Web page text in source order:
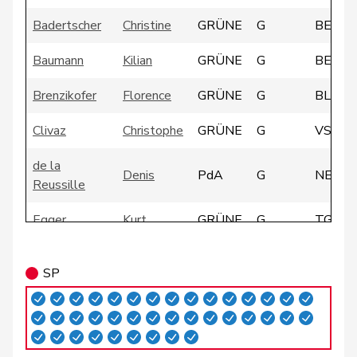
Badertscher
Christine GRÜNE G
BE
Baumann
Kilian GRÜNE G
BE
Brenzikofer
Florence GRÜNE G
BL
Clivaz
Christophe GRÜNE G
VS
de la
Reussille
Denis PdA G NE
Egger Kurt GRÜNE G
TG
Girod
Bastien GRÜNE G
ZH
Glättli
Balthasar GRÜNE G
SP